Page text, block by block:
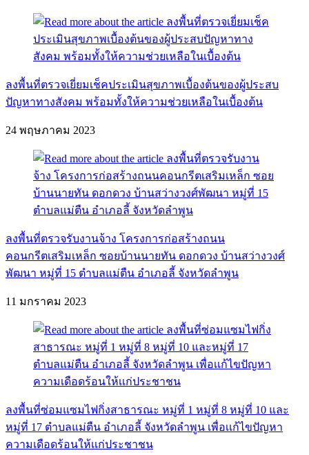
ลงพื้นที่ตรวจเยี่ยมเช็คประเมินสุขภาพเบื้องต้นของผู้ประสบ
ปัญหาทางสังคม พร้อมทั้งให้ความช่วยเหลือในเบื้องต้น
24 พฤษภาคม 2023
ลงพื้นที่ตรวจรับงานจ้าง โครงการก่อสร้างถนน
คอนกรีตเสริมเหล็ก ซอยบ้านนายทัน ดอกดวง บ้านสว่างวงศ์
พัฒนา หมู่ที่ 15 ตำบลแม่ตืน อำเภอลี้ จังหวัดลำพูน
11 มกราคม 2023
ลงพื้นที่ซ่อมแซมไฟกิ่งสาธารณะ หมู่ที่ 1 หมู่ที่ 8 หมู่ที่ 10 และ
หมู่ที่ 17 ตำบลแม่ตืน อำเภอลี้ จังหวัดลำพูน เพื่อเเก้ไขปัญหา
ความเดือดร้อนให้เเก่ประชาชน